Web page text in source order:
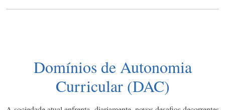
Domínios de Autonomia
Curricular (DAC)